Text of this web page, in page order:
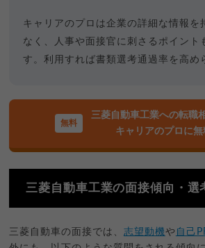
キャリアのプロは企業の詳細な情報を
なく、人事や面接官に刺さるポイント
す。利用すれば書類選考通過率を高め
三菱自動車工業への転職
キャリアのプロに
三菱自動車工業の面接傾向・選
三菱自動車の面接では、 志望動機や 自己